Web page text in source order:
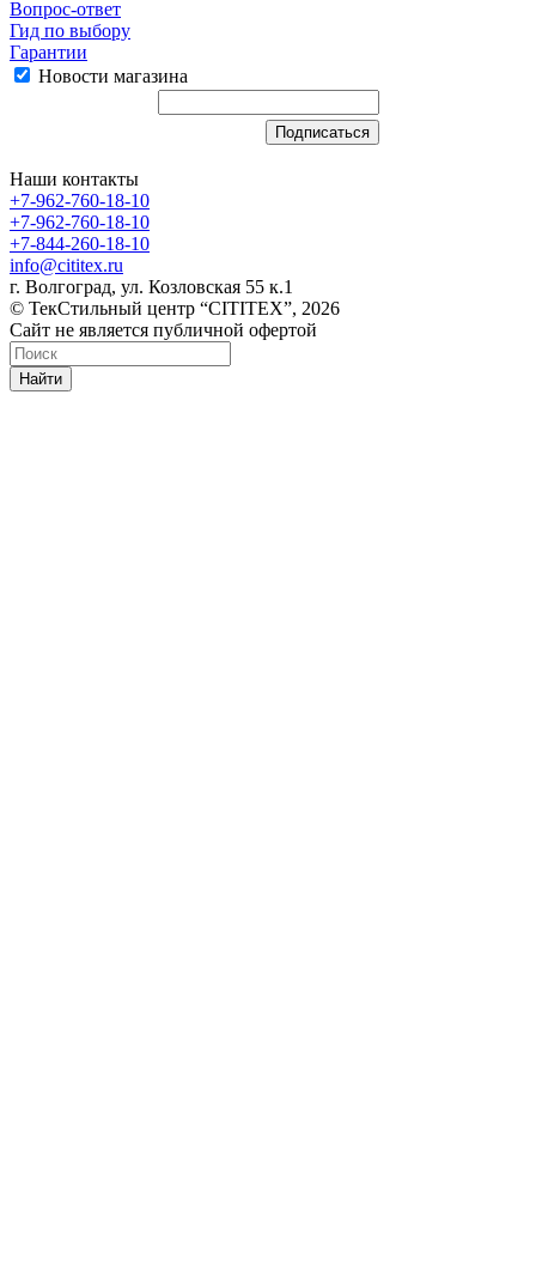
Вопрос-ответ
Гид по выбору
Гарантии
Новости магазина
Наши контакты
+7-962-760-18-10
+7-962-760-18-10
+7-844-260-18-10
info@cititex.ru
г. Волгоград, ул. Козловская 55 к.1
© ТекСтильный центр “CITITEX”, 2026
Сайт не является публичной офертой
Найти